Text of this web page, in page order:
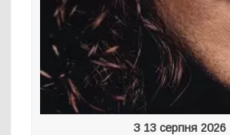
З 13 серпня 2026